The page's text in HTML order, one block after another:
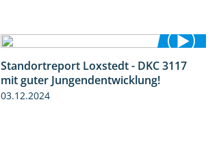
1:10
Standortreport Loxstedt - DKC 3117
mit guter Jungendentwicklung!
03.12.2024